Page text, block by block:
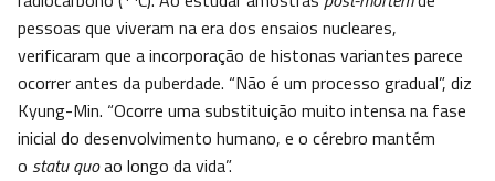
pessoas que viveram na era dos ensaios nucleares,
verificaram que a incorporação de histonas variantes parece
ocorrer antes da puberdade. “Não é um processo gradual”, diz
Kyung-Min. “Ocorre uma substituição muito intensa na fase
inicial do desenvolvimento humano, e o cérebro mantém
o statu quoao longo da vida”.